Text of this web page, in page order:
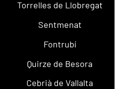
Torrelles de Llobregat
Sentmenat
Fontrubí
Quirze de Besora
Cebrià de Vallalta